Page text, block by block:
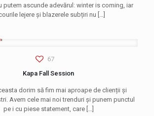
putem ascunde adevărul: winter is coming, iar
lejere și blazerele subțiri nu […]
67
Kapa Fall Session
dorim să fim mai aproape de clienții și
Avem cele mai noi trenduri și punem punctul
pe i cu piese statement, care[…]